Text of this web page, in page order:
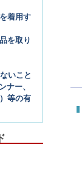
着用す
を取り
いこと
ナー、
等の有